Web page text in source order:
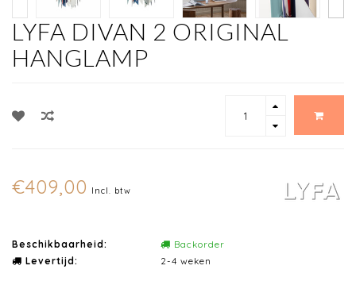
LYFA DIVAN 2 ORIGINAL
HANGLAMP
€409,00 Incl. btw
Beschikbaarheid:
Backorder
Levertijd:
2-4 weken